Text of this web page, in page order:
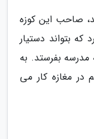
صاحب این کوزه
بتواند دستیار
بفرستد. به
مغازه کار می